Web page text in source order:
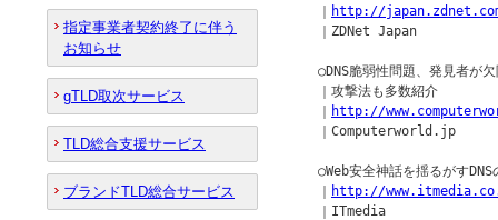
http://
｜ZDNet Japan
○DNS脆弱性問題、発見者が欠
｜攻撃法も多数紹介
http://
｜Computerworld.jp
○Web安全神話を揺るがすDNS
http://
｜ITmedia
指定事業者契約終了に伴う
お知らせ
gTLD取次サービス
TLD総合支援サービス
ブランドTLD総合サービス